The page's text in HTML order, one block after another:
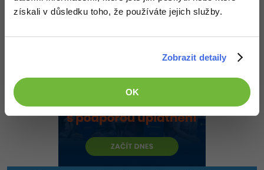
získali v důsledku toho, že používáte jejich služby.
Zobrazit detaily
OK